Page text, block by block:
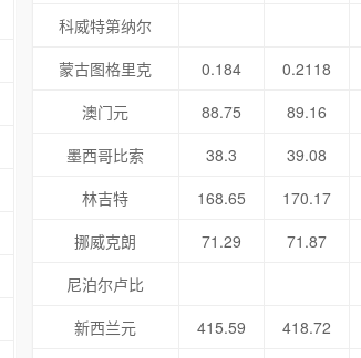
科威特第纳尔
蒙古图格里克
0.184 0.2118
澳门元
88.75 89.16
墨西哥比索
38.3 39.08
林吉特
168.65 170.17
挪威克朗
71.29 71.87
尼泊尔卢比
新西兰元
415.59 418.72